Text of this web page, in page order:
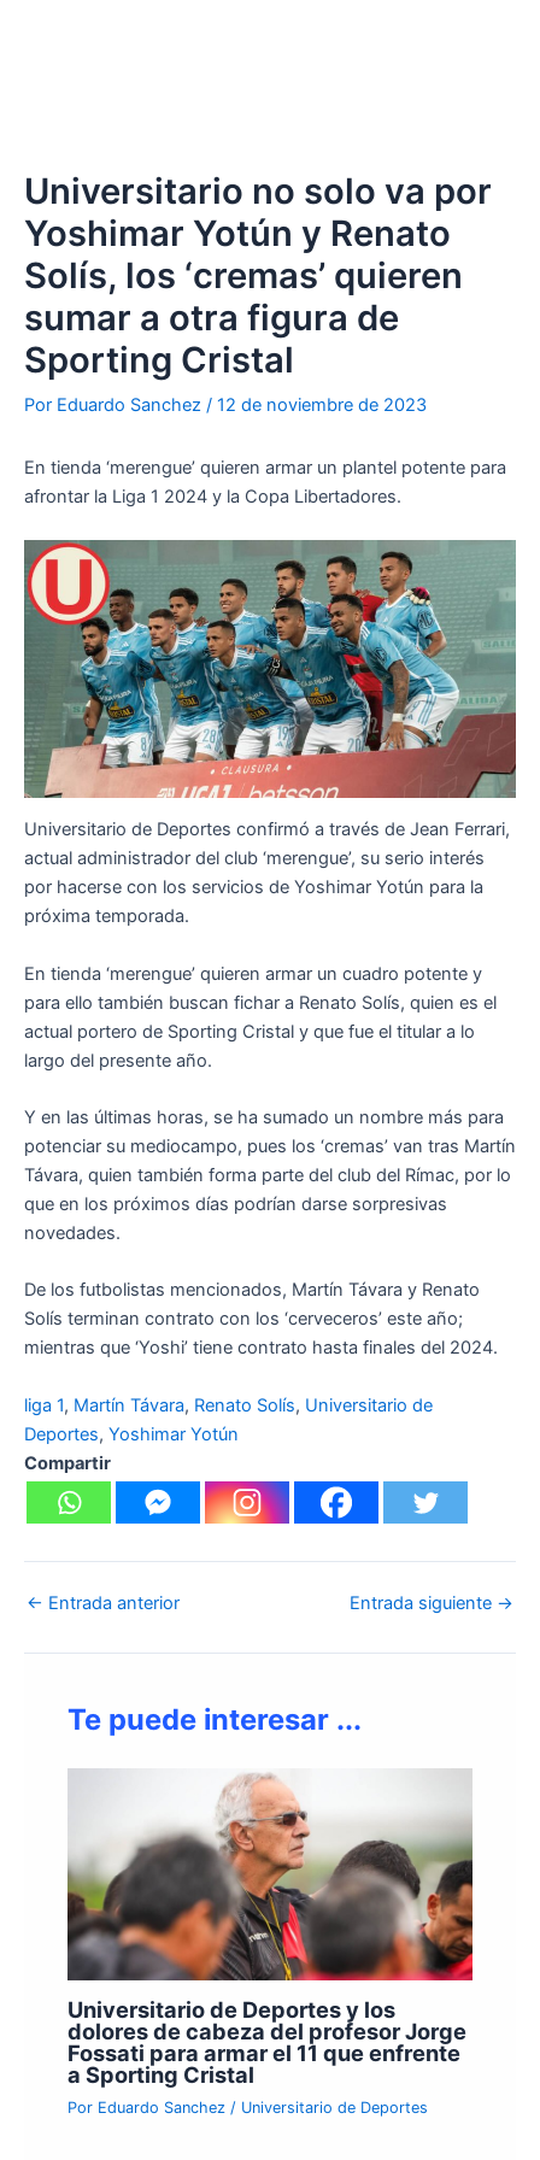
Universitario no solo va por
Yoshimar Yotún y Renato
Solís, los ‘cremas’ quieren
sumar a otra figura de
Sporting Cristal
Por Eduardo Sanchez / 12 de noviembre de 2023
En tienda ‘merengue’ quieren armar un plantel potente para
afrontar la Liga 1 2024 y la Copa Libertadores.
Universitario de Deportes confirmó a través de Jean Ferrari,
actual administrador del club ‘merengue’, su serio interés
por hacerse con los servicios de Yoshimar Yotún para la
próxima temporada.
En tienda ‘merengue’ quieren armar un cuadro potente y
para ello también buscan fichar a Renato Solís, quien es el
actual portero de Sporting Cristal y que fue el titular a lo
largo del presente año.
Y en las últimas horas, se ha sumado un nombre más para
potenciar su mediocampo, pues los ‘cremas’ van tras Martín
Távara, quien también forma parte del club del Rímac, por lo
que en los próximos días podrían darse sorpresivas
novedades.
De los futbolistas mencionados, Martín Távara y Renato
Solís terminan contrato con los ‘cerveceros’ este año;
mientras que ‘Yoshi’ tiene contrato hasta finales del 2024.
liga 1, Martín Távara, Renato Solís, Universitario de
Deportes, Yoshimar Yotún
Compartir
← Entrada anterior Entrada siguiente →
Te puede interesar ...
Universitario de Deportes y los
dolores de cabeza del profesor Jorge
Fossati para armar el 11 que enfrente
a Sporting Cristal
Por Eduardo Sanchez / Universitario de Deportes